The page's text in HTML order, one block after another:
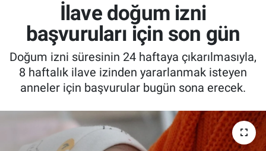
İlave doğum izni
başvuruları için son gün
Doğum izni süresinin 24 haftaya çıkarılmasıyla,
8 haftalık ilave izinden yararlanmak isteyen
anneler için başvurular bugün sona erecek.